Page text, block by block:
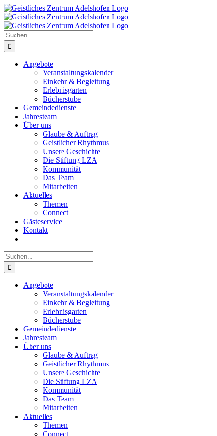
Zum
Inhalt
springen
Suche
nach:
Angebote
Veranstaltungskalender
Einkehr & Begleitung
Erlebnisgarten
Bücherstube
Gemeindedienste
Jahresteam
Über uns
Glaube & Auftrag
Geistlicher Rhythmus
Unsere Geschichte
Die Stiftung LZA
Kommunität
Das Team
Mitarbeiten
Aktuelles
Themen
Connect
Gästeservice
Kontakt
Suche
nach:
Angebote
Veranstaltungskalender
Einkehr & Begleitung
Erlebnisgarten
Bücherstube
Gemeindedienste
Jahresteam
Über uns
Glaube & Auftrag
Geistlicher Rhythmus
Unsere Geschichte
Die Stiftung LZA
Kommunität
Das Team
Mitarbeiten
Aktuelles
Themen
Connect